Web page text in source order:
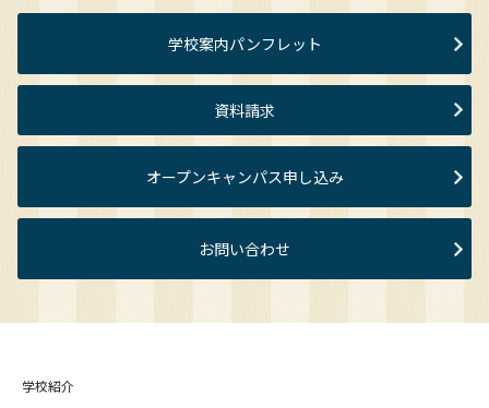
学校案内パンフレット
資料請求
オープンキャンパス申し込み
お問い合わせ
学校紹介